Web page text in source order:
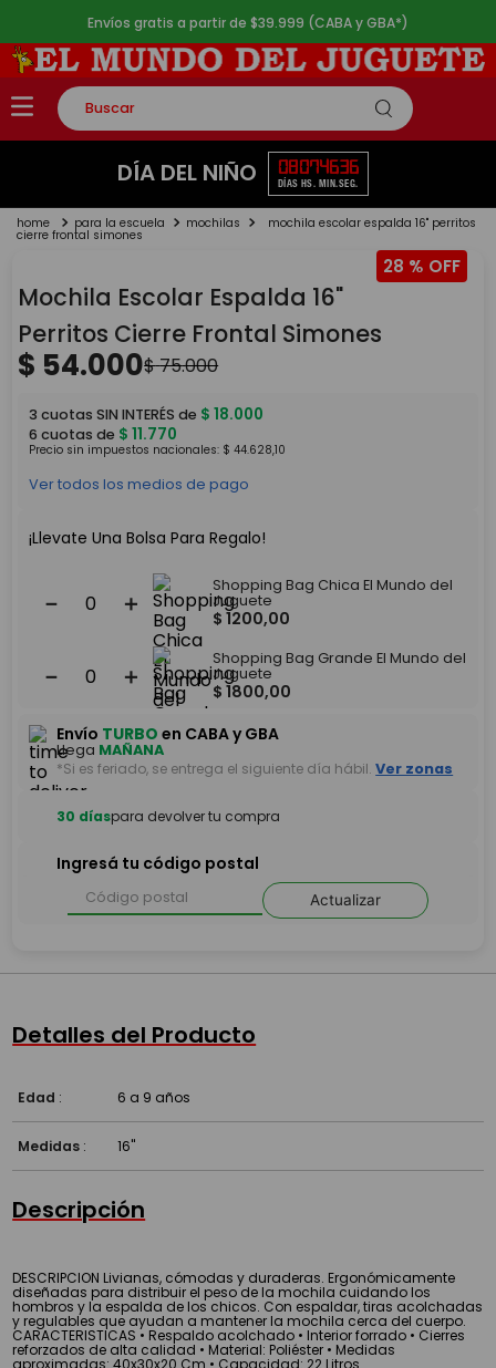
Envíos gratis a partir de $39.999 (CABA y GBA*)
Buscar
TÉRMINOS MÁS BUSCADOS
2.
lego
4.
monopatin
5 . toy story
DÍA DEL NIÑO 08
DÍAS
07
HS.
46
MIN.
36
SEG.
para la escuela mochilas mochila escolar espalda 16" perritos
cierre frontal simones
28 %
Mochila Escolar Espalda 16"
Perritos Cierre Frontal Simones
$ 54.000$75.000
3 cuotas SIN INTERÉS de $ 18.000
6 cuotas de $ 11.770
Precio sin impuestos nacionales: $ 44.628,10
Ver todos los medios de pago
¡Llevate Una Bolsa Para Regalo!
＋
－
Shopping Bag Chica El Mundo del
Juguete
$ 1200,00
＋
－
Shopping Bag Grande El Mundo del
Juguete
$ 1800,00
Envío TURBO en CABA y GBA
Llega MAÑANA
*Si es feriado, se entrega el siguiente día hábil. Ver zonas
30 díaspara devolver tu compra
Ingresá tu código postal
Actualizar
Detalles del Producto
Edad : 6 a 9 años
Medidas : 16"
Descripción
DESCRIPCION Livianas, cómodas y duraderas. Ergonómicamente
diseñadas para distribuir el peso de la mochila cuidando los
hombros y la espalda de los chicos. Con espaldar, tiras acolchadas
y regulables que ayudan a mantener la mochila cerca del cuerpo.
CARACTERISTICAS • Respaldo acolchado • Interior forrado • Cierres
reforzados de alta calidad • Material: Poliéster • Medidas